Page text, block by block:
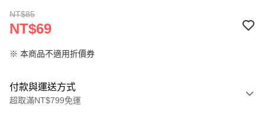
NT$85
NT$69
※ 本商品不適用折價券
付款與運送方式
超取滿NT$799免運